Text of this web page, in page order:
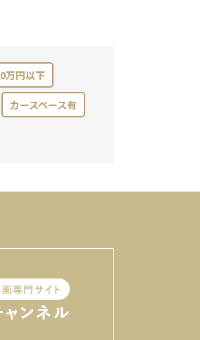
万円以下
カースペース有